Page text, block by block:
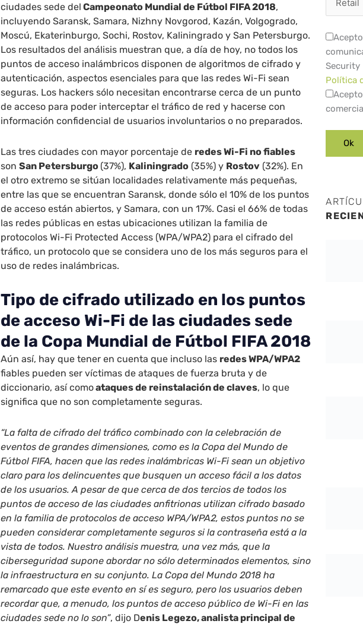
ciudades sede del Campeonato Mundial de Fútbol FIFA 2018,
incluyendo Saransk, Samara, Nizhny Novgorod, Kazán, Volgogrado,
Moscú, Ekaterinburgo, Sochi, Rostov, Kaliningrado y San Petersburgo.
Los resultados del análisis muestran que, a día de hoy, no todos los
puntos de acceso inalámbricos disponen de algoritmos de cifrado y
autenticación, aspectos esenciales para que las redes Wi-Fi sean
seguras. Los hackers sólo necesitan encontrarse cerca de un punto
de acceso para poder interceptar el tráfico de red y hacerse con
información confidencial de usuarios involuntarios o no preparados.
Las tres ciudades con mayor porcentaje de redes Wi-Fi no fiables
sonSan Petersburgo (37%), Kaliningrado (35%) y Rostov (32%). En
el otro extremo se sitúan localidades relativamente más pequeñas,
entre las que se encuentran Saransk, donde sólo el 10% de los puntos
de acceso están abiertos, y Samara, con un 17%. Casi el 66% de todas
las redes públicas en estas ubicaciones utilizan la familia de
protocolos Wi-Fi Protected Access (WPA/WPA2) para el cifrado del
tráfico, un protocolo que se considera uno de los más seguros para el
uso de redes inalámbricas.
Tipo de cifrado utilizado en los puntos
de acceso Wi-Fi de las ciudades sede
de la Copa Mundial de Fútbol FIFA 2018
Aún así, hay que tener en cuenta que incluso las redes WPA/WPA2
fiables pueden ser víctimas de ataques de fuerza bruta y de
diccionario, así comoataques de reinstalación de claves, lo que
significa que no son completamente seguras.
“La falta de cifrado del tráfico combinado con la celebración de
eventos de grandes dimensiones, como es la Copa del Mundo de
Fútbol FIFA, hacen que las redes inalámbricas Wi-Fi sean un objetivo
claro para los delincuentes que busquen un acceso fácil a los datos
de los usuarios. A pesar de que cerca de dos tercios de todos los
puntos de acceso de las ciudades anfitrionas utilizan cifrado basado
en la familia de protocolos de acceso WPA/WPA2, estos puntos no se
pueden considerar completamente seguros si la contraseña está a la
vista de todos. Nuestro análisis muestra, una vez más, que la
ciberseguridad supone abordar no sólo determinados elementos, sino
la infraestructura en su conjunto. La Copa del Mundo 2018 ha
remarcado que este evento en sí es seguro, pero los usuarios deben
recordar que, a menudo, los puntos de acceso público de Wi-Fi en las
ciudades sede no lo son”, dijo Denis Legezo, analista principal de
Security
Política